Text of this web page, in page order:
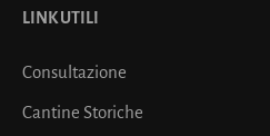
LINK UTILI
Consultazione
Cantine Storiche